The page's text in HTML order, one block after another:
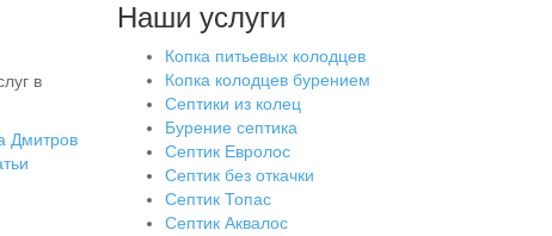
в
Дмитров
Наши услуги
Копка питьевых колодцев
Копка колодцев бурением
Септики из колец
Бурение септика
Септик Евролос
Септик без откачки
Септик Топас
Септик Аквалос